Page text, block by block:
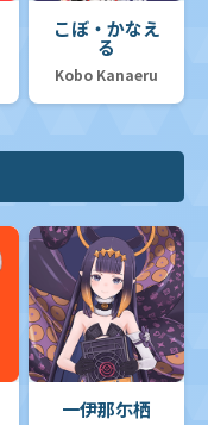
こぼ・かなえ
る
Kobo Kanaeru
一伊那尓栖